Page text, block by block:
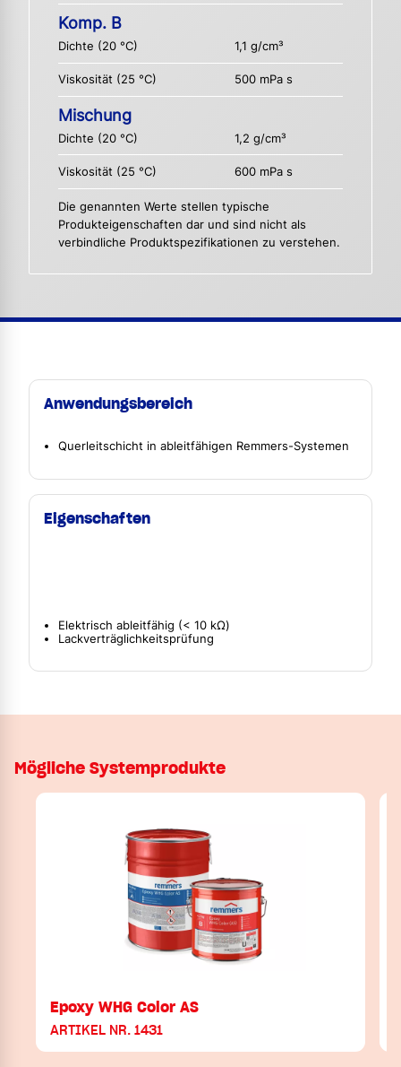
Komp. B
Dichte (20 °C) 1,1 g/cm³
Viskosität (25 °C) 500 mPa s
Mischung
Dichte (20 °C) 1,2 g/cm³
Viskosität (25 °C) 600 mPa s
Die genannten Werte stellen typische
Produkteigenschaften dar und sind nicht als
verbindliche Produktspezifikationen zu verstehen.
Anwendungsbereich
Querleitschicht in ableitfähigen Remmers-Systemen
Eigenschaften
Elektrisch ableitfähig (< 10 kΩ)
Lackverträglichkeitsprüfung
Mögliche Systemprodukte
Epoxy WHG Color AS
ARTIKEL NR. 1431